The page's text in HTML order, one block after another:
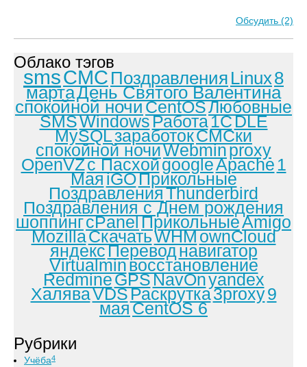
Обсудить (2)
Облако тэгов
smsСМС Поздравления Linux8
мартаДень Святого Валентина
спокойной ночиCentOSЛюбовные
SMSWindowsРабота1СDLE
MySQLзаработокСМСки
спокойной ночиWebminproxy
OpenVZс ПасхойgoogleApache 1
МаяiGOПрикольные
ПоздравленияThunderbird
Поздравления с Днем рождения
шоппингcPanelПрикольныеAmigo
MozillaСкачатьWHMownCloud
яндексПереводнавигатор
Virtualminвосстановление
RedmineGPSNavOnyandex
ХаляваVDSРаскрутка3proxy9
маяCentOS 6
Рубрики
Учёба4